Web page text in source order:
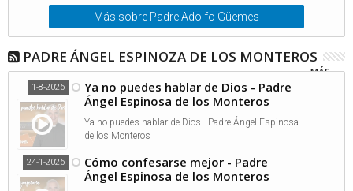
Más sobre Padre Adolfo Güemes
PADRE ÁNGEL ESPINOZA DE LOS MONTEROS
MÁS...
Ya no puedes hablar de Dios - Padre
Ángel Espinosa de los Monteros
1-8-2026
Ya no puedes hablar de Dios - Padre Ángel Espinosa
de los Monteros
Cómo confesarse mejor - Padre
Ángel Espinosa de los Monteros
24-1-2026